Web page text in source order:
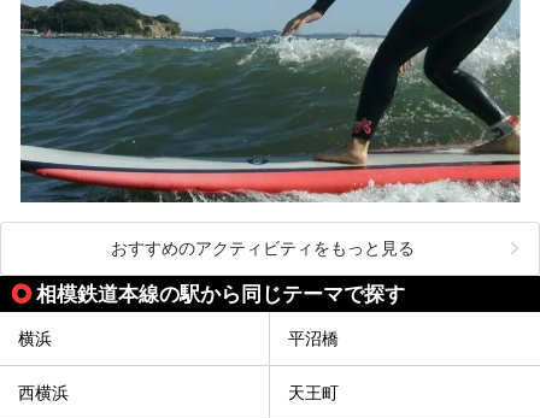
おすすめのアクティビティをもっと見る
相模鉄道本線の駅から同じテーマで探す
横浜 平沼橋
西横浜 天王町